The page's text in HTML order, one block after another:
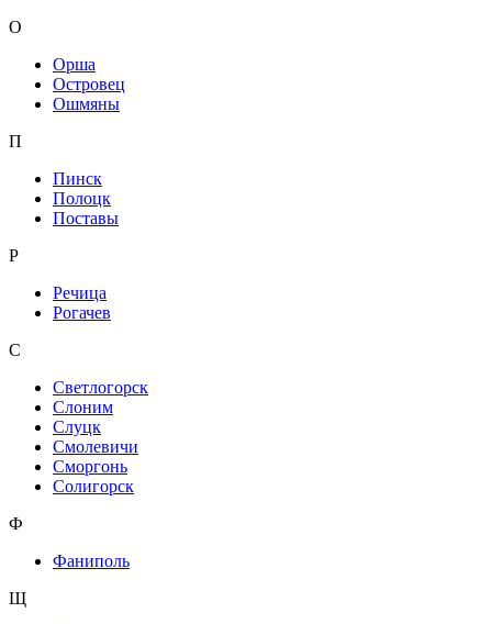
О
Орша
Островец
Ошмяны
П
Пинск
Полоцк
Поставы
Р
Речица
Рогачев
С
Светлогорск
Слоним
Слуцк
Смолевичи
Сморгонь
Солигорск
Ф
Фаниполь
Щ